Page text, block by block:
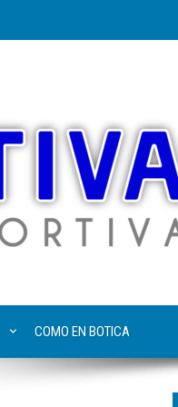
COMO EN BOTICA